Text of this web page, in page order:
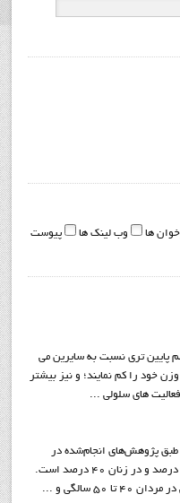
ها وب لینک ها
پیوست
پایین تری نسبت به سایرین می
خود را کم نمایند؛ و نیز بیشتر
های سلولی ...
طبق پژوهش‌هاي انجام‌شده در
ايران، ميزان شيوع چاقي در مردان حدود 27 درصد و در زنان 40 درصد است.
سالگي و ...